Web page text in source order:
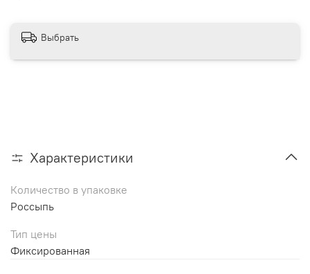
Выбрать
Характеристики
Количество в упаковке
Россыпь
Тип цены
Фиксированная